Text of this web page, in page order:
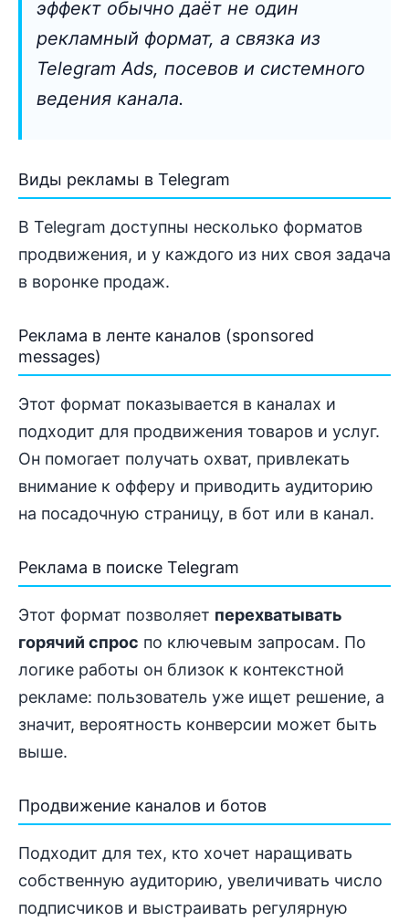
эффект обычно даёт не один
рекламный формат, а связка из
Telegram Ads, посевов и системного
ведения канала.
Виды рекламы в Telegram
В Telegram доступны несколько форматов
продвижения, и у каждого из них своя задача
в воронке продаж.
Реклама в ленте каналов (sponsored
messages)
Этот формат показывается в каналах и
подходит для продвижения товаров и услуг.
Он помогает получать охват, привлекать
внимание к офферу и приводить аудиторию
на посадочную страницу, в бот или в канал.
Реклама в поиске Telegram
Этот формат позволяет перехватывать
горячий спрос по ключевым запросам. По
логике работы он близок к контекстной
рекламе: пользователь уже ищет решение, а
значит, вероятность конверсии может быть
выше.
Продвижение каналов и ботов
Подходит для тех, кто хочет наращивать
собственную аудиторию, увеличивать число
подписчиков и выстраивать регулярную